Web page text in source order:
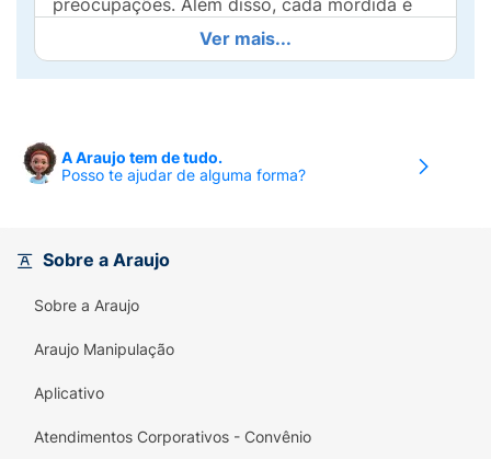
preocupações. Além disso, cada mordida é
repleta de nutrientes, já que nossas
bisnaguinhas são enriquecidas com 9
vitaminas e minerais, promovendo uma
Seja no café da manhã, no lanche da tarde ou
como acompanhamento em refeições, as
diferença de um produto que combina
embalagem!
Ver mais...
A Araujo tem de tudo.
Posso te ajudar de alguma forma?
Sobre a Araujo
Sobre a Araujo
Araujo Manipulação
Aplicativo
Atendimentos Corporativos - Convênio